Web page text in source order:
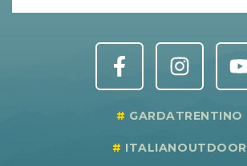
GARDATRENTINO
ITALIANOUTDOOR